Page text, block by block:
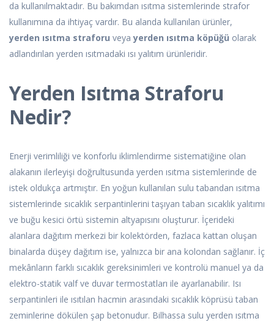
da kullanılmaktadır. Bu bakımdan ısıtma sistemlerinde strafor
kullanımına da ihtiyaç vardır. Bu alanda kullanılan ürünler,
yerden ısıtma straforu veyayerden ısıtma köpüğü olarak
adlandırılan yerden ısıtmadaki ısı yalıtım ürünleridir.
Yerden Isıtma Straforu
Nedir?
Enerji verimliliği ve konforlu iklimlendirme sistematiğine olan
alakanın ilerleyişi doğrultusunda yerden ısıtma sistemlerinde de
istek oldukça artmıştır. En yoğun kullanılan sulu tabandan ısıtma
sistemlerinde sıcaklık serpantinlerini taşıyan taban sıcaklık yalıtımı
ve buğu kesici örtü sistemin altyapısını oluşturur. İçerideki
alanlara dağıtım merkezi bir kolektörden, fazlaca kattan oluşan
binalarda düşey dağıtım ise, yalnızca bir ana kolondan sağlanır. İç
mekânların farklı sıcaklık gereksinimleri ve kontrolü manuel ya da
elektro-statik valf ve duvar termostatları ile ayarlanabilir. Isı
serpantinleri ile ısıtılan hacmin arasındaki sıcaklık köprüsü taban
zeminlerine dökülen şap betonudur. Bilhassa sulu yerden ısıtma